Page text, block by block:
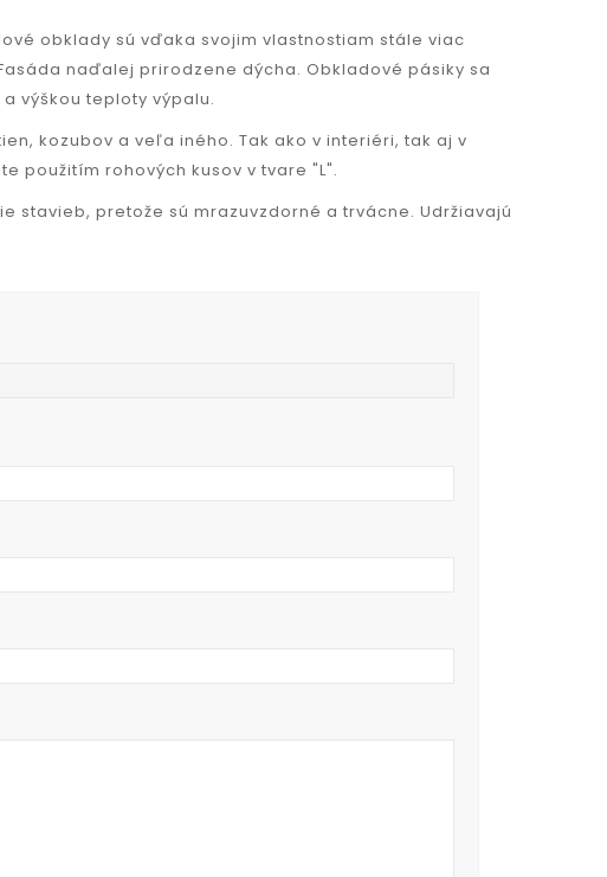
obklady sú vďaka svojim vlastnostiam stále viac
naďalej prirodzene dýcha. Obkladové pásiky sa
výškou teploty výpalu.
kozubov a veľa iného. Tak ako v interiéri, tak aj v
použitím rohových kusov v tvare "L".
stavieb, pretože sú mrazuvzdorné a trvácne. Udržiavajú